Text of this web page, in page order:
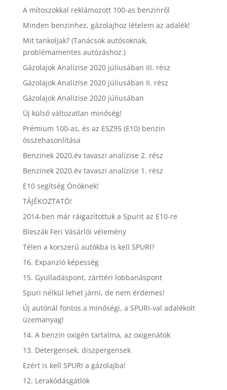
A mítoszokkal reklámozott 100-as benzinről
Minden benzinhez, gázolajhoz lételem az adalék!
Mit tankoljak? (Tanácsok autósoknak,
problémamentes autózáshoz.)
Gázolajok Analízise 2020 júliusában III. rész
Gázolajok Analízise 2020 júliusában II. rész
Gázolajok Analízise 2020 júliusában
Új külső változatlan minőség!
Prémium 100-as, és az ESZ95 (E10) benzin
összehasonlítása
Benzinek 2020.év tavaszi analízise 2. rész
Benzinek 2020.év tavaszi analízise 1. rész
E10 segítség Önöknek!
TÁJÉKOZTATÓ!
2014-ben már ráigazítottuk a Spurit az E10-re
Bleszák Feri Vásárlói vélemény
Télen a korszerű autókba is kell SPURI?
16. Expanzió képesség
15. Gyulladáspont, zárttéri lobbanáspont
Spuri nélkül lehet járni, de nem érdemes!
Új autónál fontos a minőségi, a SPURI-val adalékolt
üzemanyag!
14. A benzin oxigén tartalma, az oxigenátok
13. Detergensek, diszpergensek
Ezért is kell SPURI a gázolajba!
12. Lerakódásgátlók